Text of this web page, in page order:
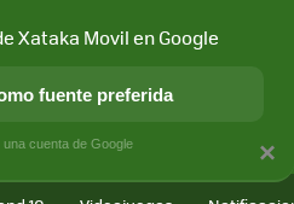
APLICACIONES
×
Xataka Movil en Google
fuente preferida
cuenta de Google